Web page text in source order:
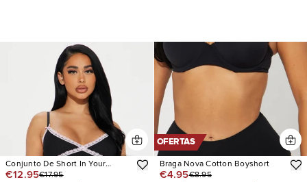
Conjunto De Short In Your
Dreams Ribbed PJ
€12.95€17.95
OFERTAS
Braga Nova Cotton Boyshort
€4.95€8.95